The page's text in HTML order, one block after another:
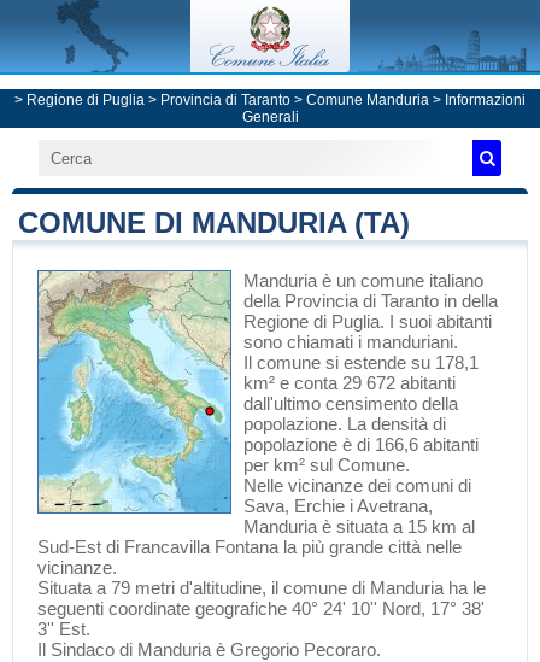
> Regione di Puglia > Provincia di Taranto > Comune Manduria > Informazioni
Generali
COMUNE DI MANDURIA (TA)
Manduria è un comune italiano
della Provincia di Taranto in della
Regione di Puglia. I suoi abitanti
sono chiamati i manduriani.
Il comune si estende su 178,1
km² e conta 29 672 abitanti
dall'ultimo censimento della
popolazione. La densità di
popolazione è di 166,6 abitanti
per km² sul Comune.
Nelle vicinanze dei comuni di
Sava, Erchie iAvetrana,
Manduria è situata a 15 km al
Sud-Est di Francavilla Fontana la più grande città nelle
vicinanze.
Situata a 79 metri d'altitudine, il comune di Manduria ha le
seguenti coordinate geografiche 40° 24' 10'' Nord, 17° 38'
3'' Est.
Il Sindaco di Manduria è Gregorio Pecoraro.